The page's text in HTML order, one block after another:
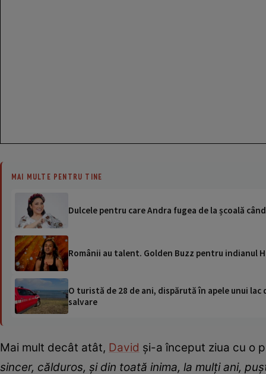
MAI MULTE PENTRU TINE
Dulcele pentru care Andra fugea de la școală
Românii au talent. Golden Buzz pentru indianul
O turistă de 28 de ani, dispărută în apele unui
salvare
Mai mult decât atât, David și-a început ziua cu o
sincer, călduros, și din toată inima, la mulți ani,